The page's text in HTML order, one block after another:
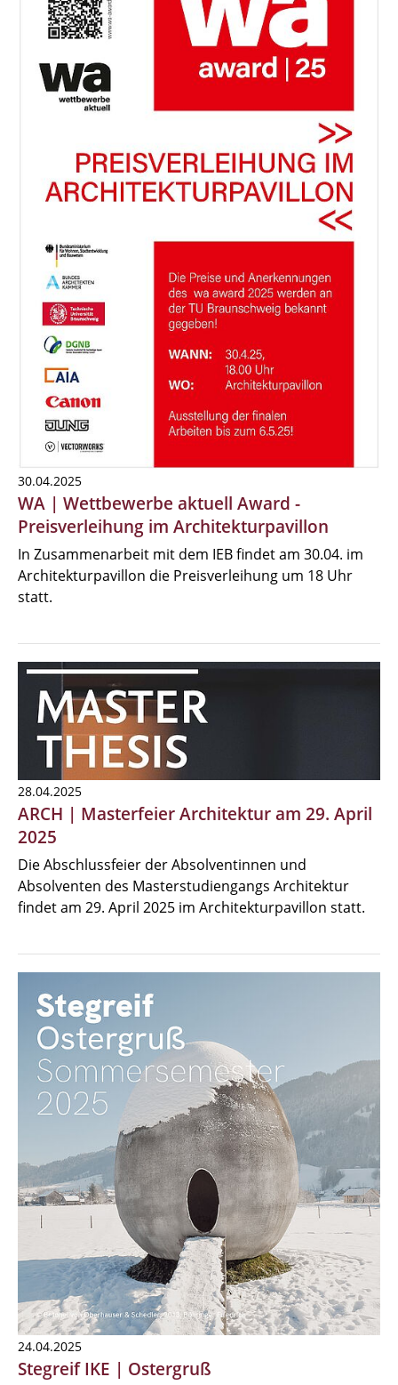
30.04.2025
WA | Wettbewerbe aktuell Award -
Preisverleihung im Architekturpavillon
In Zusammenarbeit mit dem IEB findet am 30.04. im
Architekturpavillon die Preisverleihung um 18 Uhr
statt.
28.04.2025
ARCH | Masterfeier Architektur am 29. April
2025
Die Abschlussfeier der Absolventinnen und
Absolventen des Masterstudiengangs Architektur
findet am 29. April 2025 im Architekturpavillon statt.
24.04.2025
Stegreif IKE | Ostergruß